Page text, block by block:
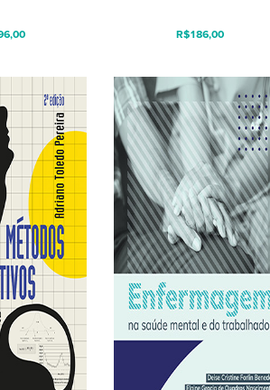
R$186,00